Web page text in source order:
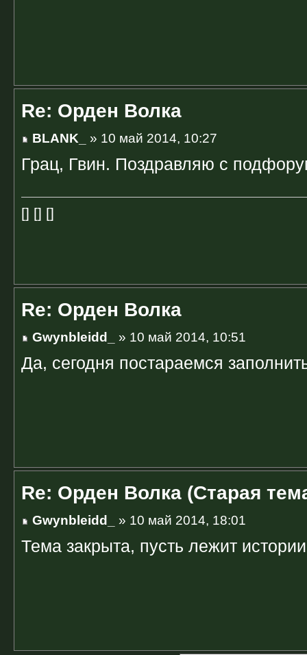
Re: Орден Волка
BLANK_ » 10 май 2014, 10:27
Грац, Гвин. Поздравляю с
[] [] []
Re: Орден Волка
Gwynbleidd_ » 10 май 2014, 10:51
Да, сегодня постараемся
Re: Орден Волка (Старая
Gwynbleidd_ » 10 май 2014, 18:01
Тема закрыта, пусть лежит